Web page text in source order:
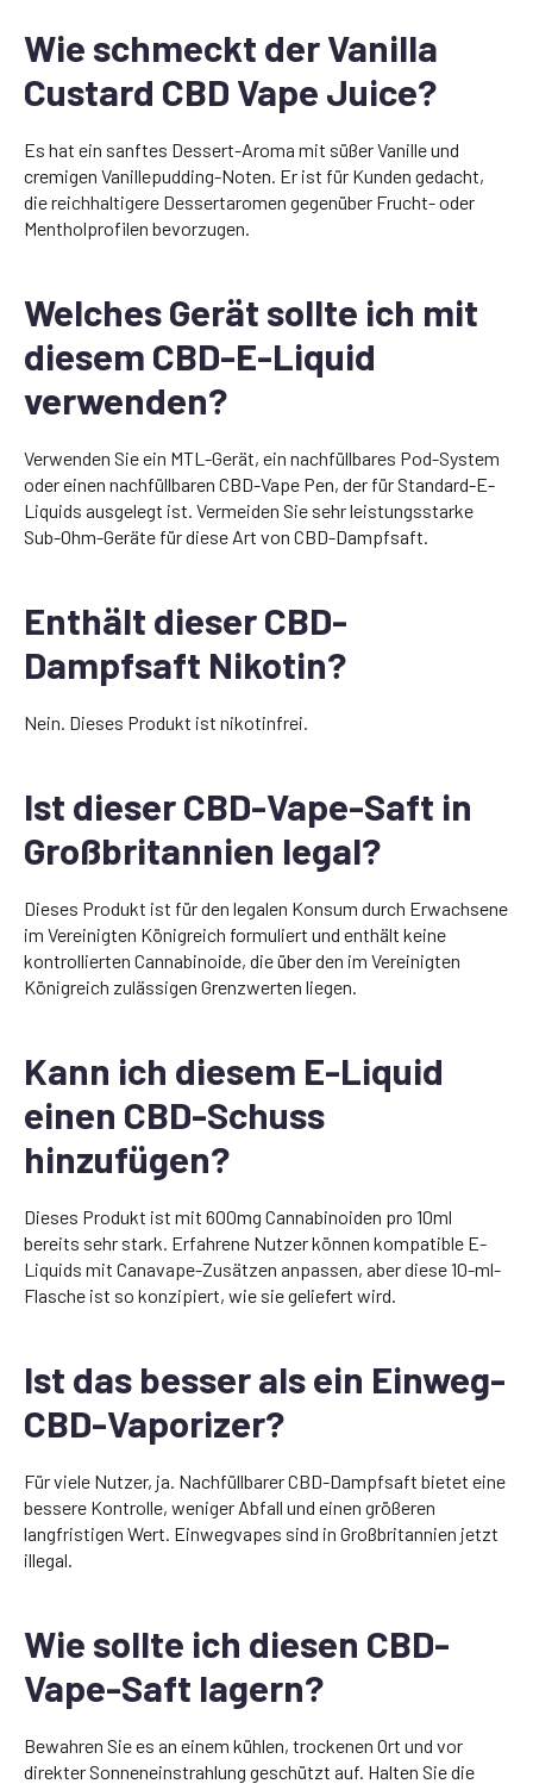
Wie schmeckt der Vanilla
Custard CBD Vape Juice?
Es hat ein sanftes Dessert-Aroma mit süßer Vanille und
cremigen Vanillepudding-Noten. Er ist für Kunden gedacht,
die reichhaltigere Dessertaromen gegenüber Frucht- oder
Mentholprofilen bevorzugen.
Welches Gerät sollte ich mit
diesem CBD-E-Liquid
verwenden?
Verwenden Sie ein MTL-Gerät, ein nachfüllbares Pod-System
oder einen nachfüllbaren CBD-Vape Pen, der für Standard-E-
Liquids ausgelegt ist. Vermeiden Sie sehr leistungsstarke
Sub-Ohm-Geräte für diese Art von CBD-Dampfsaft.
Enthält dieser CBD-
Dampfsaft Nikotin?
Nein. Dieses Produkt ist nikotinfrei.
Ist dieser CBD-Vape-Saft in
Großbritannien legal?
Dieses Produkt ist für den legalen Konsum durch Erwachsene
im Vereinigten Königreich formuliert und enthält keine
kontrollierten Cannabinoide, die über den im Vereinigten
Königreich zulässigen Grenzwerten liegen.
Kann ich diesem E-Liquid
einen CBD-Schuss
hinzufügen?
Dieses Produkt ist mit 600mg Cannabinoiden pro 10ml
bereits sehr stark. Erfahrene Nutzer können kompatible E-
Liquids mit Canavape-Zusätzen anpassen, aber diese 10-ml-
Flasche ist so konzipiert, wie sie geliefert wird.
Ist das besser als ein Einweg-
CBD-Vaporizer?
Für viele Nutzer, ja. Nachfüllbarer CBD-Dampfsaft bietet eine
bessere Kontrolle, weniger Abfall und einen größeren
langfristigen Wert. Einwegvapes sind in Großbritannien jetzt
illegal.
Wie sollte ich diesen CBD-
Vape-Saft lagern?
Bewahren Sie es an einem kühlen, trockenen Ort und vor
direkter Sonneneinstrahlung geschützt auf. Halten Sie die